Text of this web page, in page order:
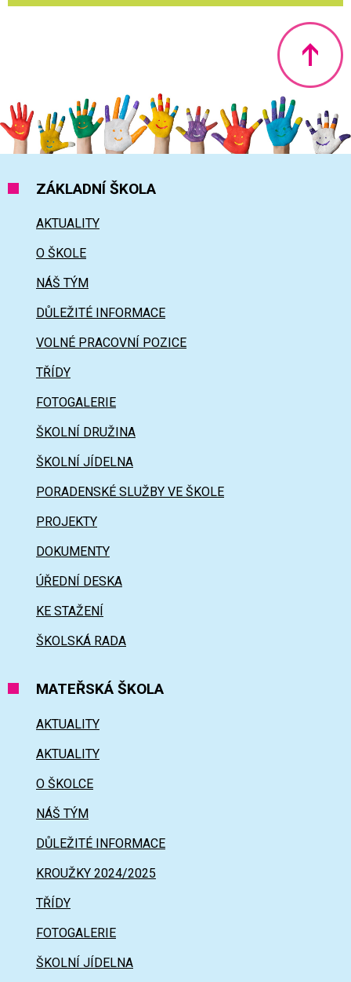
ZÁKLADNÍ ŠKOLA
AKTUALITY
O ŠKOLE
NÁŠ TÝM
DŮLEŽITÉ INFORMACE
VOLNÉ PRACOVNÍ POZICE
TŘÍDY
FOTOGALERIE
ŠKOLNÍ DRUŽINA
ŠKOLNÍ JÍDELNA
PORADENSKÉ SLUŽBY VE ŠKOLE
PROJEKTY
DOKUMENTY
ÚŘEDNÍ DESKA
KE STAŽENÍ
ŠKOLSKÁ RADA
MATEŘSKÁ ŠKOLA
AKTUALITY
AKTUALITY
O ŠKOLCE
NÁŠ TÝM
DŮLEŽITÉ INFORMACE
KROUŽKY 2024/2025
TŘÍDY
FOTOGALERIE
ŠKOLNÍ JÍDELNA